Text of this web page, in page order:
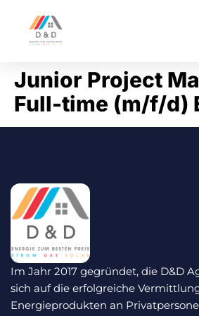
Junior Project
Full-time (m/f/d)
Im Jahr 2017 gegründet, die D&D
sich auf die erfolgreiche
Energieprodukten an